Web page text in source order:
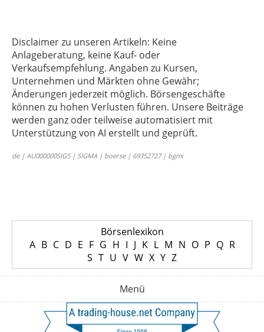
Disclaimer zu unseren Artikeln: Keine
Anlageberatung, keine Kauf- oder
Verkaufsempfehlung. Angaben zu Kursen,
Unternehmen und Märkten ohne Gewähr;
Änderungen jederzeit möglich. Börsengeschäfte
können zu hohen Verlusten führen. Unsere Beiträge
werden ganz oder teilweise automatisiert mit
Unterstützung von AI erstellt und geprüft.
de | AU000000SIG5 | SIGMA | boerse | 69352727 | bgmi
Börsenlexikon
A B C D E F G H I J K L M N O P Q R
S T U V W X Y Z
Menü